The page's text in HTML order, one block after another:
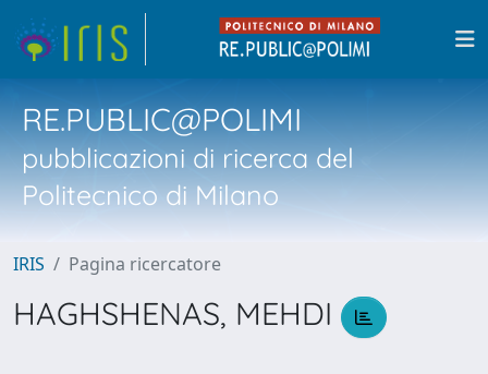
RE.PUBLIC@POLIMI
pubblicazioni di ricerca del
Politecnico di Milano
IRIS Pagina ricercatore
HAGHSHENAS, MEHDI